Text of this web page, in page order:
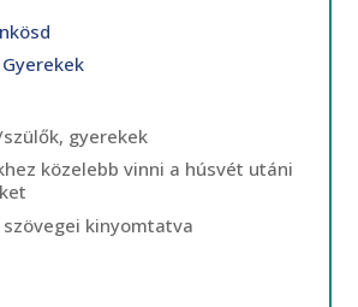
Gyerekek
gyerekek
közelebb vinni a húsvét utáni
kinyomtatva